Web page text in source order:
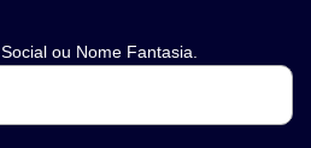
ou Nome Fantasia.